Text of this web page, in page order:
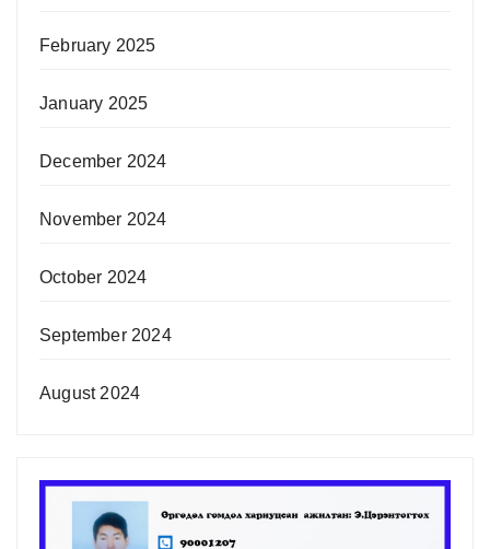
February 2025
January 2025
December 2024
November 2024
October 2024
September 2024
August 2024